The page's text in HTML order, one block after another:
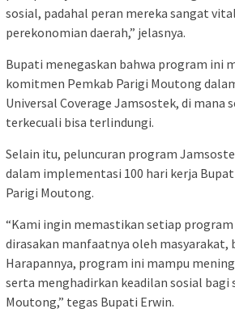
sosial, padahal peran mereka sangat
perekonomian daerah,” jelasnya.
Bupati menegaskan bahwa program ini
komitmen Pemkab Parigi Moutong
Universal Coverage Jamsostek, di mana
terkecuali bisa terlindungi.
Selain itu, peluncuran program
dalam implementasi 100 hari kerja
Parigi Moutong.
“Kami ingin memastikan setiap
dirasakan manfaatnya oleh masyarakat,
Harapannya, program ini mampu
serta menghadirkan keadilan sosial bagi
Moutong,” tegas Bupati Erwin.